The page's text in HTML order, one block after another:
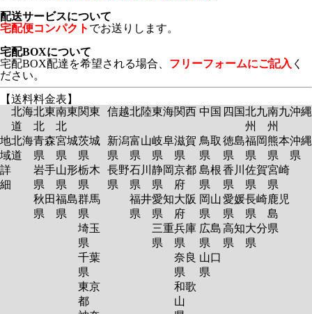
配送サービスについて
宅配便コンパクト でお送りします。
宅配BOXについて
宅配BOX配達を希望される場合、 フリーフォームにご記入 く
ださい。
【送料料金表】
北海
道
北東
北
南東
北
関東 信越北陸東海関西 中国 四国北九
州
南九
州
沖縄
地
域
詳
細
北海
道
青森
県
岩手
県
秋田
県
宮城
県
山形
県
福島
県
茨城
県
栃木
県
群馬
県
埼玉
県
千葉
県
東京
都
新潟
県
長野
県
富山
県
石川
県
福井
県
岐阜
県
静岡
県
愛知
県
三重
県
滋賀
県
京都
府
大阪
府
兵庫
県
奈良
県
和歌
山
鳥取
県
島根
県
岡山
県
広島
県
山口
県
徳島
県
香川
県
愛媛
県
高知
県
福岡
県
佐賀
県
長崎
県
大分
県
熊本
県
宮崎
県
鹿児
島
県
沖縄
県